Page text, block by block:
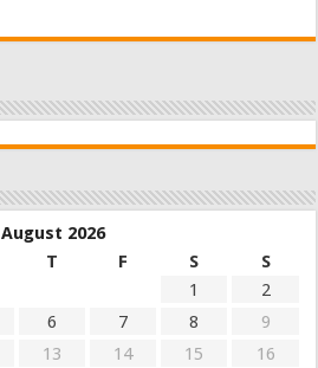
August 2026
T F S
S
1
2
6 7 8
9
13 14 15
16